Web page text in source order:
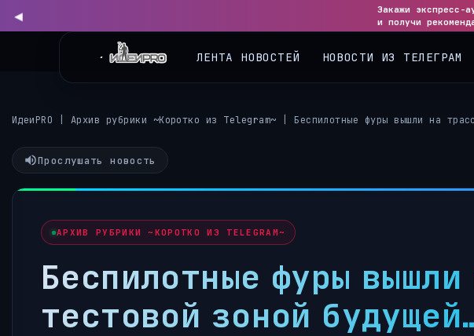
◀
Закажи экспресс-
и получи
ЛЕНТА НОВОСТЕЙ НОВОСТИ ИЗ ТЕЛЕГРАМ
ИдеиPRO Архив рубрики ~Коротко из Telegram~ Беспилотные фуры вышли на
Прослушать новость
АРХИВ РУБРИКИ ~КОРОТКО ИЗ TELEGRAM~
Беспилотные фуры
тестовой зоной